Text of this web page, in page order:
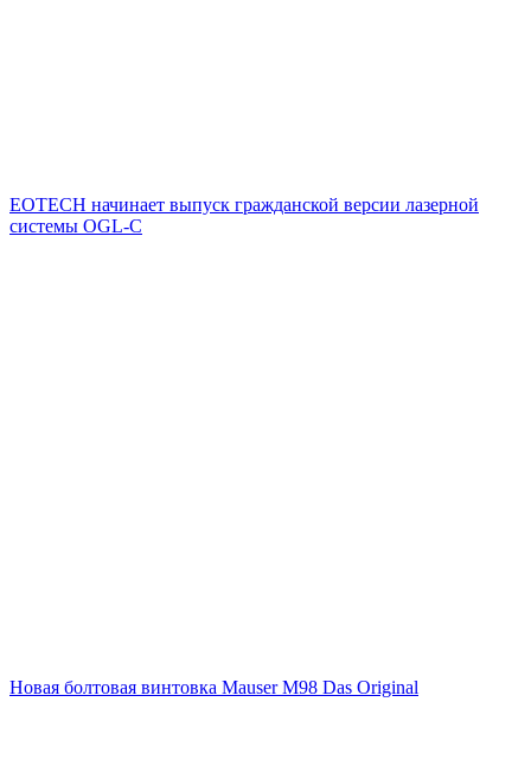
EOTECH начинает выпуск гражданской версии лазерной
системы OGL-C
Новая болтовая винтовка Mauser M98 Das Original